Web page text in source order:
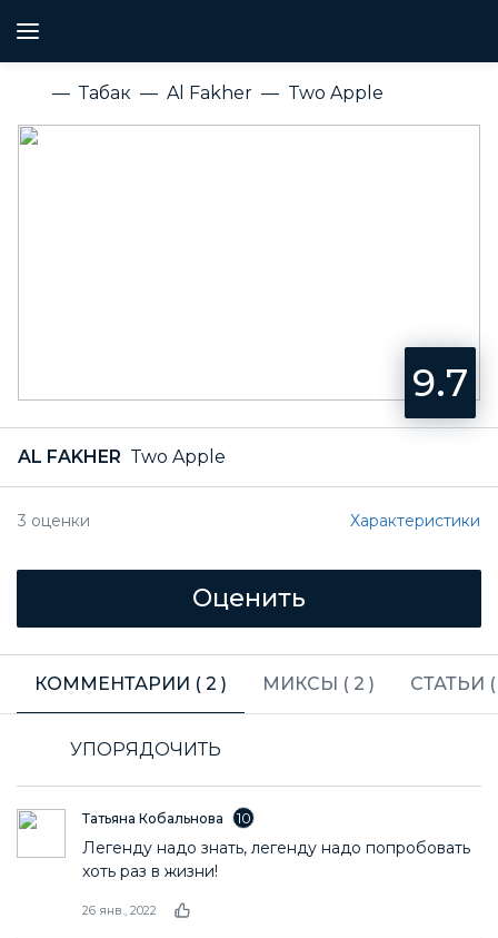
Табак Al Fakher Two Apple
9.7
AL FAKHER Two Apple
3 оценки Характеристики
КОММЕНТАРИИ ( 2 ) МИКСЫ ( 2 ) СТАТЬИ
УПОРЯДОЧИТЬ
Татьяна Кобальнова 10
Легенду надо знать, легенду надо попробовать
хоть раз в жизни!
26 янв., 2022